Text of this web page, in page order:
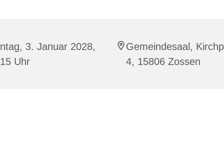
3. Januar 2028,
Uhr
Gemeindesaal,
4, 15806 Zossen